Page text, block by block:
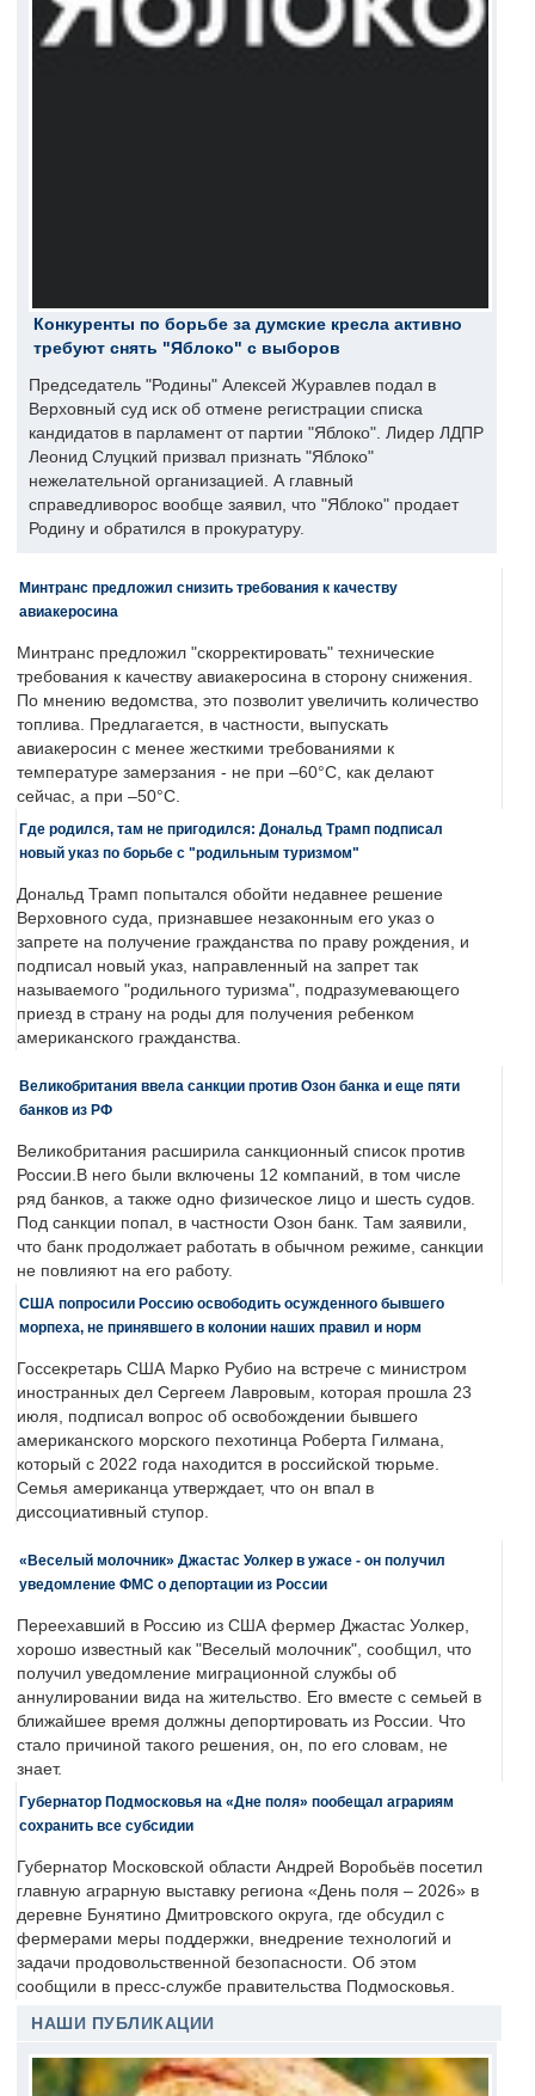
Конкуренты по борьбе за думские кресла активно
требуют снять "Яблоко" с выборов
Председатель "Родины" Алексей Журавлев подал в
Верховный суд иск об отмене регистрации списка
кандидатов в парламент от партии "Яблоко". Лидер ЛДПР
Леонид Слуцкий призвал признать "Яблоко"
нежелательной организацией. А главный
справедливорос вообще заявил, что "Яблоко" продает
Родину и обратился в прокуратуру.
Минтранс предложил снизить требования к качеству
авиакеросина
Минтранс предложил "скорректировать" технические
требования к качеству авиакеросина в сторону снижения.
По мнению ведомства, это позволит увеличить количество
топлива. Предлагается, в частности, выпускать
авиакеросин с менее жесткими требованиями к
температуре замерзания - не при –60°C, как делают
сейчас, а при –50°C.
Где родился, там не пригодился: Дональд Трамп подписал
новый указ по борьбе с "родильным туризмом"
Дональд Трамп попытался обойти недавнее решение
Верховного суда, признавшее незаконным его указ о
запрете на получение гражданства по праву рождения, и
подписал новый указ, направленный на запрет так
называемого "родильного туризма", подразумевающего
приезд в страну на роды для получения ребенком
американского гражданства.
Великобритания ввела санкции против Озон банка и еще пяти
банков из РФ
Великобритания расширила санкционный список против
России.В него были включены 12 компаний, в том числе
ряд банков, а также одно физическое лицо и шесть судов.
Под санкции попал, в частности Озон банк. Там заявили,
что банк продолжает работать в обычном режиме, санкции
не повлияют на его работу.
США попросили Россию освободить осужденного бывшего
морпеха, не принявшего в колонии наших правил и норм
Госсекретарь США Марко Рубио на встрече с министром
иностранных дел Сергеем Лавровым, которая прошла 23
июля, подписал вопрос об освобождении бывшего
американского морского пехотинца Роберта Гилмана,
который с 2022 года находится в российской тюрьме.
Семья американца утверждает, что он впал в
диссоциативный ступор.
«Веселый молочник» Джастас Уолкер в ужасе - он получил
уведомление ФМС о депортации из России
Переехавший в Россию из США фермер Джастас Уолкер,
хорошо известный как "Веселый молочник", сообщил, что
получил уведомление миграционной службы об
аннулировании вида на жительство. Его вместе с семьей в
ближайшее время должны депортировать из России. Что
стало причиной такого решения, он, по его словам, не
знает.
Губернатор Подмосковья на «Дне поля» пообещал аграриям
сохранить все субсидии
Губернатор Московской области Андрей Воробьёв посетил
главную аграрную выставку региона «День поля – 2026» в
деревне Бунятино Дмитровского округа, где обсудил с
фермерами меры поддержки, внедрение технологий и
задачи продовольственной безопасности. Об этом
сообщили в пресс-службе правительства Подмосковья.
НАШИ ПУБЛИКАЦИИ